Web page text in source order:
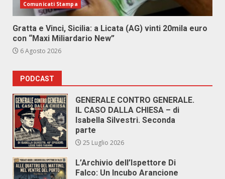
Comunicati Stampa
Gratta e Vinci, Sicilia: a Licata (AG) vinti 20mila euro
con “Maxi Miliardario New”
6 Agosto 2026
PODCAST
GENERALE CONTRO GENERALE.
IL CASO DALLA CHIESA – di
Isabella Silvestri. Seconda
parte
25 Luglio 2026
L’Archivio dell’Ispettore Di
Falco: Un Incubo Arancione